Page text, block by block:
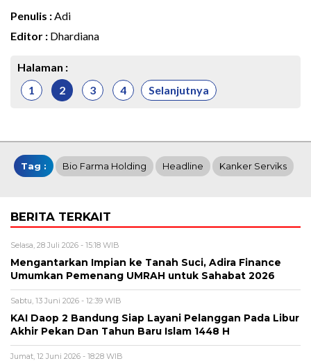
Penulis :Adi
Editor : Dhardiana
Halaman :
1
2 3 4 Selanjutnya
Tag : Bio Farma Holding Headline Kanker Serviks
BERITA TERKAIT
Selasa, 28 Juli 2026 - 15:18 WIB
Mengantarkan Impian ke Tanah Suci, Adira Finance
Umumkan Pemenang UMRAH untuk Sahabat 2026
Sabtu, 13 Juni 2026 - 12:39 WIB
KAI Daop 2 Bandung Siap Layani Pelanggan Pada Libur
Akhir Pekan Dan Tahun Baru Islam 1448 H
Jumat, 12 Juni 2026 - 18:28 WIB